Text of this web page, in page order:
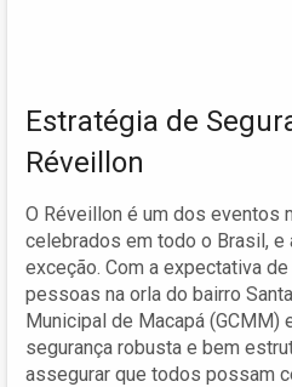
Estratégia de
Réveillon
O Réveillon é um dos eventos
celebrados em todo o Brasil, e
exceção. Com a expectativa
pessoas na orla do bairro
Municipal de Macapá (GCMM)
segurança robusta e bem
assegurar que todos possam